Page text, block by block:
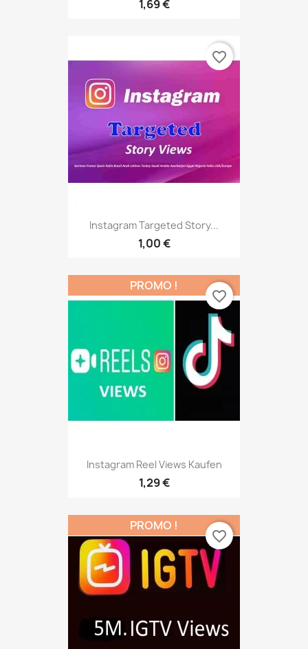
1,69 €
Instagram Targeted Story...
1,00 €
favorite_border
Instagram Reel Views Kaufen
1,29 €
PROMO !
favorite_border
PROMO !
favorite_border